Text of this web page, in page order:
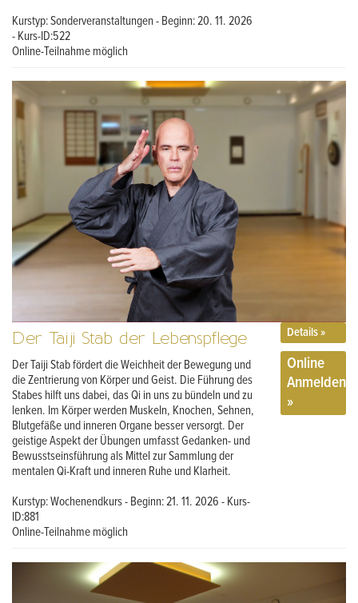
Kurstyp: Sonderveranstaltungen - Beginn: 20. 11. 2026
- Kurs-ID:522
Online-Teilnahme möglich
Der Taiji Stab der Lebenspflege
Der Taiji Stab fördert die Weichheit der Bewegung und
die Zentrierung von Körper und Geist. Die Führung des
Stabes hilft uns dabei, das Qi in uns zu bündeln und zu
lenken. Im Körper werden Muskeln, Knochen, Sehnen,
Blutgefäße und inneren Organe besser versorgt. Der
geistige Aspekt der Übungen umfasst Gedanken- und
Bewusstseinsführung als Mittel zur Sammlung der
mentalen Qi-Kraft und inneren Ruhe und Klarheit.
Kurstyp: Wochenendkurs - Beginn: 21. 11. 2026 - Kurs-
ID:881
Online-Teilnahme möglich
Details »
Online
Anmelden
»